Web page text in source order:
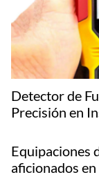
Detector de
Precisión en
Equipaciones
aficionados